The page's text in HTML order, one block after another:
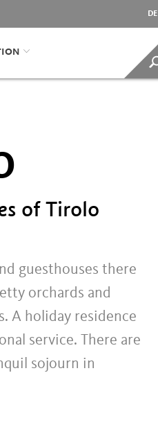
DE
of Tirolo
guesthouses there
orchards and
A holiday residence
service. There are
sojourn in